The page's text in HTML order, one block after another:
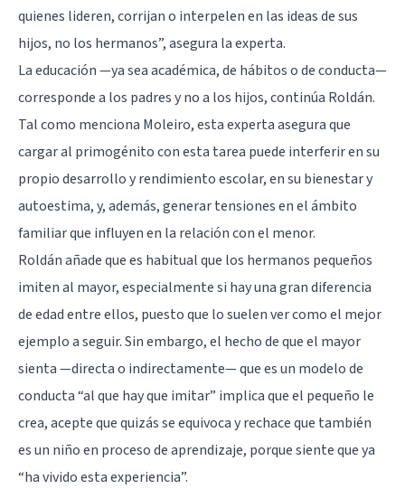
quienes lideren, corrijan o interpelen en las ideas de sus
hijos, no los hermanos”, asegura la experta.
La educación —ya sea académica, de hábitos o de conducta—
corresponde a los padres y no a los hijos, continúa Roldán.
Tal como menciona Moleiro, esta experta asegura que
cargar al primogénito con esta tarea puede interferir en su
propio desarrollo y rendimiento escolar, en su bienestar y
autoestima, y, además, generar tensiones en el ámbito
familiar que influyen en la relación con el menor.
Roldán añade que es habitual que los hermanos pequeños
imiten al mayor, especialmente si hay una gran diferencia
de edad entre ellos, puesto que lo suelen ver como el mejor
ejemplo a seguir. Sin embargo, el hecho de que el mayor
sienta —directa o indirectamente— que es un modelo de
conducta “al que hay que imitar” implica que el pequeño le
crea, acepte que quizás se equivoca y rechace que también
es un niño en proceso de aprendizaje, porque siente que ya
“ha vivido esta experiencia”.